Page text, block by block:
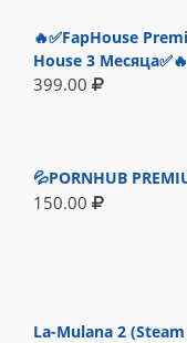
🔥✅FapHouse
House 3 Месяца✅🔥
399.00
💦PORNHUB
150.00
La-Mulana 2